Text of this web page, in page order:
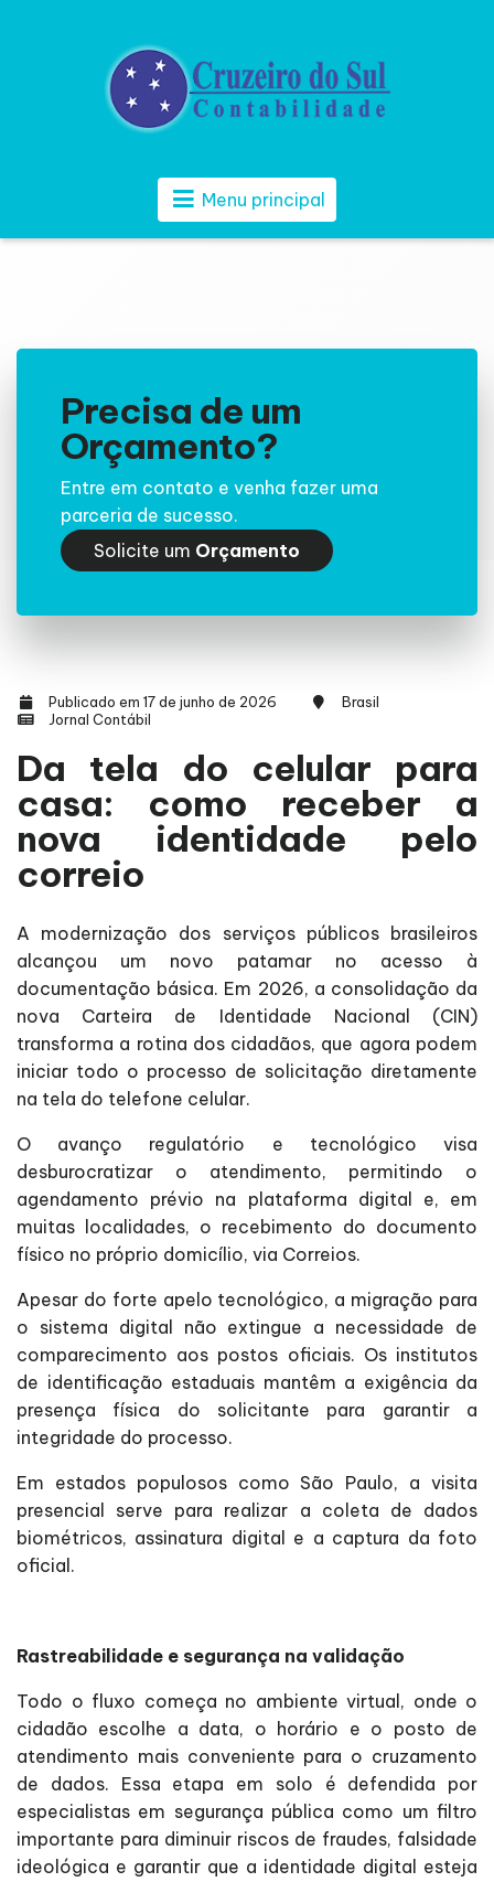
Menu principal
Precisa de um
Orçamento?
Entre em contato e venha fazer uma
parceria de sucesso.
Solicite um Orçamento
Publicado em 17 de junho de 2026
Brasil
Jornal Contábil
Da tela do celular para
casa: como receber a
nova identidade pelo
correio
A modernização dos serviços públicos brasileiros
alcançou um novo patamar no acesso à
documentação básica. Em 2026, a consolidação da
nova Carteira de Identidade Nacional (CIN)
transforma a rotina dos cidadãos, que agora podem
iniciar todo o processo de solicitação diretamente
na tela do telefone celular.
O avanço regulatório e tecnológico visa
desburocratizar o atendimento, permitindo o
agendamento prévio na plataforma digital e, em
muitas localidades, o recebimento do documento
físico no próprio domicílio, via Correios.
Apesar do forte apelo tecnológico, a migração para
o sistema digital não extingue a necessidade de
comparecimento aos postos oficiais. Os institutos
de identificação estaduais mantêm a exigência da
presença física do solicitante para garantir a
integridade do processo.
Em estados populosos como São Paulo, a visita
presencial serve para realizar a coleta de dados
biométricos, assinatura digital e a captura da foto
oficial.
Rastreabilidade e segurança na validação
Todo o fluxo começa no ambiente virtual, onde o
cidadão escolhe a data, o horário e o posto de
atendimento mais conveniente para o cruzamento
de dados. Essa etapa em solo é defendida por
especialistas em segurança pública como um filtro
importante para diminuir riscos de fraudes, falsidade
ideológica e garantir que a identidade digital esteja